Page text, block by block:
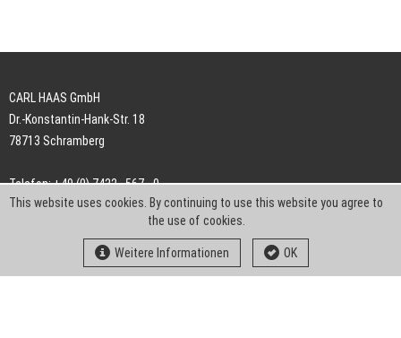
CARL HAAS GmbH
Dr.-Konstantin-Hank-Str. 18
78713 Schramberg
Telefon: +49 (0) 7422 . 567 - 0
Telefax: +49 (0) 7422 . 567 - 239
info-ch@kern-liebers.com
This website uses cookies. By continuing to use this website you agree to
the use of cookies.
Weitere Informationen OK